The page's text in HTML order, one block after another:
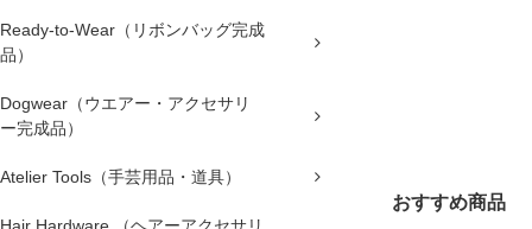
Ready-to-Wear（リボンバッグ完成
品）
Dogwear（ウエアー・アクセサリ
ー完成品）
Atelier Tools（手芸用品・道具）
おすすめ商品